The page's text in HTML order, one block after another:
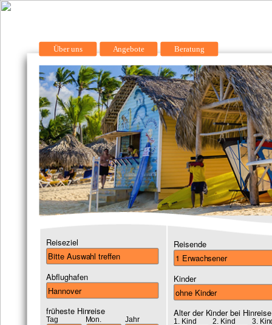
Über uns Angebote Beratung
Reiseziel
Abflughafen
früheste Hinreise
Tag Mon. Jahr
Reisende
Kinder
Alter der Kinder bei Hinreise
1. Kind 2. Kind 3.